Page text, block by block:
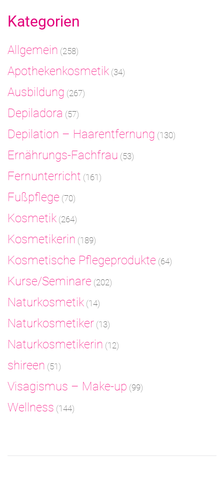
Kategorien
Allgemein (258)
Apothekenkosmetik (34)
Ausbildung (267)
Depiladora (57)
Depilation – Haarentfernung (130)
Ernährungs-Fachfrau (53)
Fernunterricht (161)
Fußpflege (70)
Kosmetik (264)
Kosmetikerin (189)
Kosmetische Pflegeprodukte (64)
Kurse/Seminare (202)
Naturkosmetik (14)
Naturkosmetiker (13)
Naturkosmetikerin (12)
shireen (51)
Visagismus – Make-up (99)
Wellness (144)